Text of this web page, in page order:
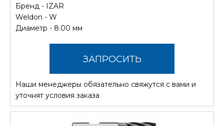
Бренд - IZAR
Weldon - W
Диаметр - 8.00 мм
ЗАПРОСИТЬ
СТОИМОСТЬ
Наши менеджеры обязательно свяжутся с вами и
уточнят условия заказа